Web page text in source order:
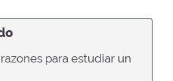
para estudiar un